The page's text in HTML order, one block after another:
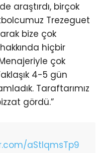
araştırdı, birçok
Trezeguet
bize çok
hiçbir
çok
4-5 gün
Taraftarımız
gördü.”
aStIqmsTp9